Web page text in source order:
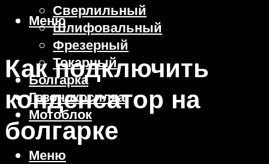
Сверлильный
Шлифовальный
Фрезерный
Токарный
Болгарка
Газонокосилка
Мотоблок
Меню
Меню
Как подключить
конденсатор на
болгарке